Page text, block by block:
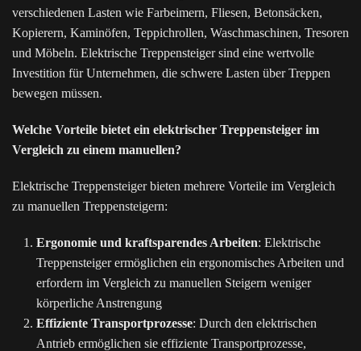
verschiedenen Lasten wie Farbeimern, Fliesen, Betonsäcken,
Kopierern, Kaminöfen, Teppichrollen, Waschmaschinen, Tresoren
und Möbeln. Elektrische Treppensteiger sind eine wertvolle
Investition für Unternehmen, die schwere Lasten über Treppen
bewegen müssen.
Welche Vorteile bietet ein elektrischer Treppensteiger im
Vergleich zu einem manuellen?
Elektrische Treppensteiger bieten mehrere Vorteile im Vergleich
zu manuellen Treppensteigern:
Ergonomie und kraftsparendes Arbeiten: Elektrische
Treppensteiger ermöglichen ein ergonomisches Arbeiten und
erfordern im Vergleich zu manuellen Steigern weniger
körperliche Anstrengung
Effiziente Transportprozesse: Durch den elektrischen
Antrieb ermöglichen sie effiziente Transportprozesse,